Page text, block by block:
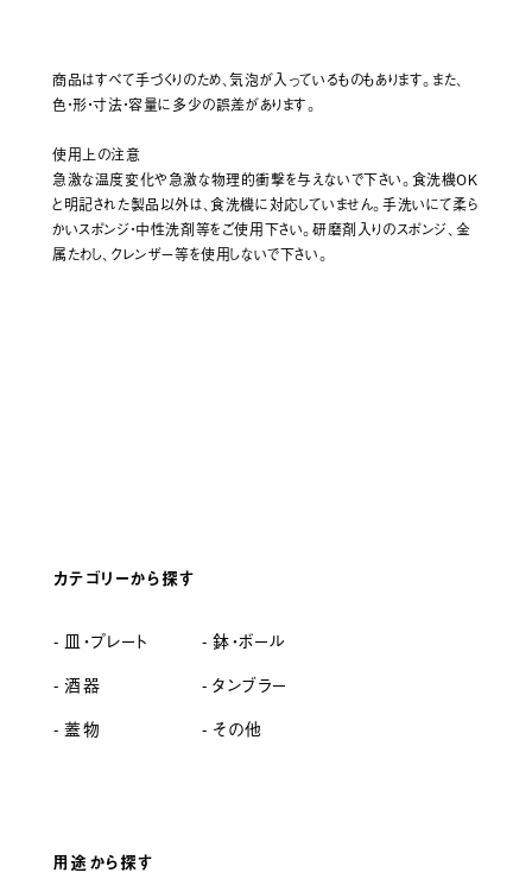
商品はすべて手づくりのため、気泡が入っているものもあります。また、
色・形・寸法・容量に多少の誤差があります。
使用上の注意
急激な温度変化や急激な物理的衝撃を与えないで下さい。食洗機OK
と明記された製品以外は、食洗機に対応していません。手洗いにて柔ら
かいスポンジ・中性洗剤等をご使用下さい。研磨剤入りのスポンジ、金
属たわし、クレンザー等を使用しないで下さい。
カテゴリーから探す
皿・プレート
鉢・ボール
酒器
タンブラー
蓋物
その他
用途から探す